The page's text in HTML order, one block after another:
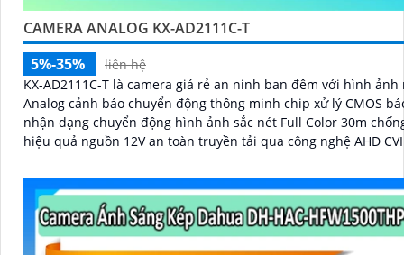
CAMERA ANALOG KX-AD2111C-T
5%-35%
liên hệ
KX-AD2111C-T là camera giá rẻ an ninh ban đêm với hình ảnh
Analog cảnh báo chuyển động thông minh chip xử lý CMOS
nhận dạng chuyển động hình ảnh sắc nét Full Color 30m
hiệu quả nguồn 12V an toàn truyền tải qua công nghệ AHD CVI